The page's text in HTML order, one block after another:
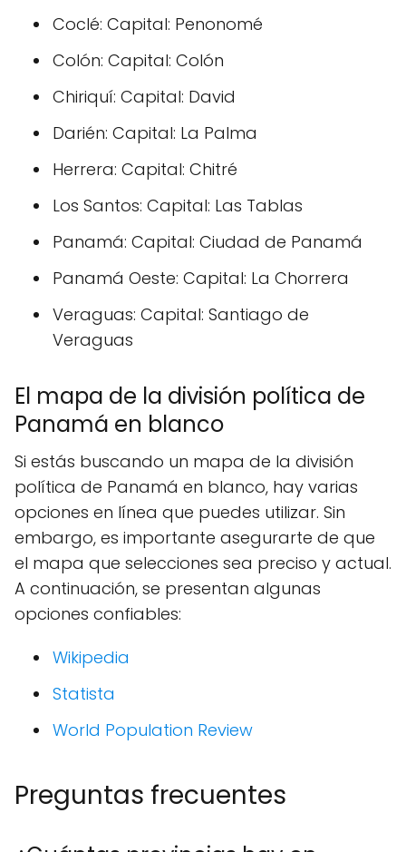
Coclé: Capital: Penonomé
Colón: Capital: Colón
Chiriquí: Capital: David
Darién: Capital: La Palma
Herrera: Capital: Chitré
Los Santos: Capital: Las Tablas
Panamá: Capital: Ciudad de Panamá
Panamá Oeste: Capital: La Chorrera
Veraguas: Capital: Santiago de
Veraguas
El mapa de la división política de
Panamá en blanco
Si estás buscando un mapa de la división
política de Panamá en blanco, hay varias
opciones en línea que puedes utilizar. Sin
embargo, es importante asegurarte de que
el mapa que selecciones sea preciso y actual.
A continuación, se presentan algunas
opciones confiables:
Wikipedia
Statista
World Population Review
Preguntas frecuentes